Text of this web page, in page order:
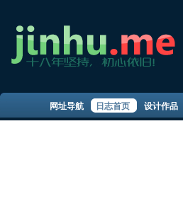
网址导航 日志首页 设计作品